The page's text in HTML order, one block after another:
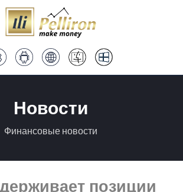
Новости
Финансовые новости
позиции